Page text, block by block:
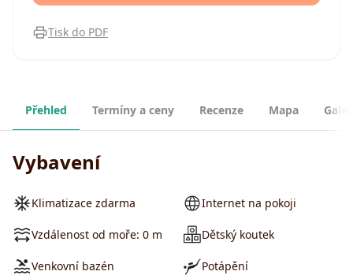
Tisk do PDF
Přehled Termíny a ceny Recenze Mapa
Vybavení
Klimatizace zdarma
Vzdálenost od moře: 0 m
Venkovní bazén
Internet na pokoji
Dětský koutek
Potápění